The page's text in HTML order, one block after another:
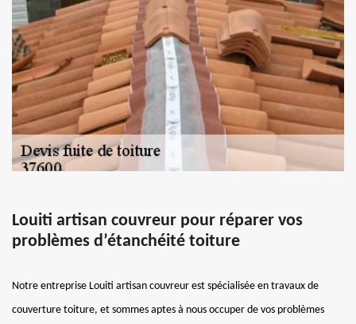
Louiti artisan couvreur pour réparer vos
problèmes d’étanchéité toiture
Notre entreprise Louiti artisan couvreur est spécialisée en travaux de
couverture toiture, et sommes aptes à nous occuper de vos problèmes